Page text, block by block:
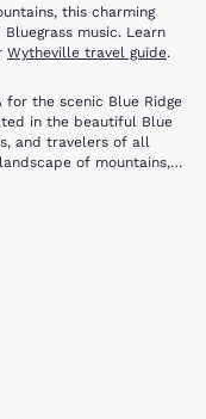
this charming
music. Learn
Wytheville travel guide.
for the scenic Blue Ridge
in the beautiful Blue
and travelers of all
of mountains,
Festival in June,
J. Boyd Museum.
known as the “Father of
Wytheville is also
Wilson was the
some historians. She
stroke in 1919.